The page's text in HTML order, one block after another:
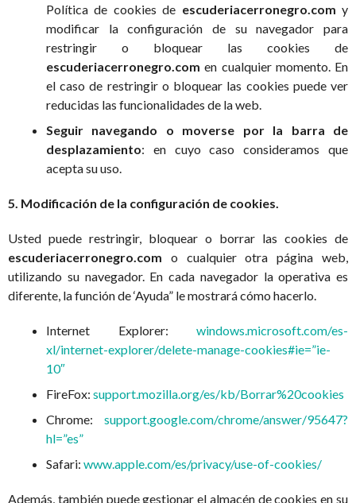
Política de cookies de escuderiacerronegro.com y
modificar la configuración de su navegador para
restringir o bloquear las cookies de
escuderiacerronegro.com en cualquier momento. En
el caso de restringir o bloquear las cookies puede ver
reducidas las funcionalidades de la web.
Seguir navegando o moverse por la barra de
desplazamiento: en cuyo caso consideramos que
acepta su uso.
5. Modificación de la configuración de cookies.
Usted puede restringir, bloquear o borrar las cookies de
escuderiacerronegro.com o cualquier otra página web,
utilizando su navegador. En cada navegador la operativa es
diferente, la función de ‘Ayuda” le mostrará cómo hacerlo.
Internet Explorer: windows.microsoft.com/es-
xl/internet-explorer/delete-manage-cookies#ie=”ie-
10″
FireFox: support.mozilla.org/es/kb/Borrar%20cookies
Chrome: support.google.com/chrome/answer/95647?
hl=”es”
Safari: www.apple.com/es/privacy/use-of-cookies/
Además, también puede gestionar el almacén de cookies en su